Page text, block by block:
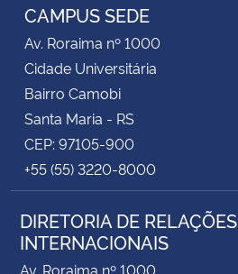
CAMPUS SEDE
Av. Roraima nº 1000
Cidade Universitária
Bairro Camobi
Santa Maria - RS
CEP: 97105-900
+55 (55) 3220-8000
DIRETORIA DE RELAÇÕES
INTERNACIONAIS
Av. Roraima nº 1000